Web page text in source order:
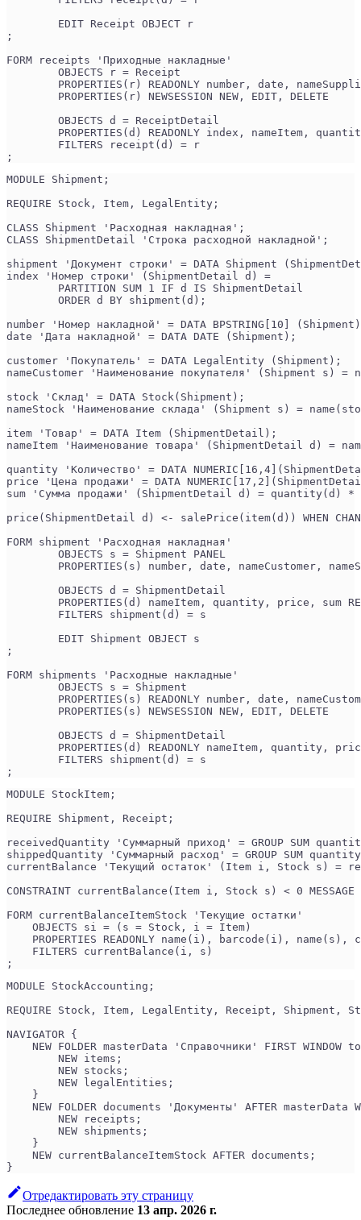
	EDIT Receipt OBJECT r
;
FORM receipts 'Приходные накладные'
	OBJECTS r = Receipt
PROPERTIES(r) READONLY number, date,
	PROPERTIES(r) NEWSESSION NEW, EDIT, DELETE
	OBJECTS d = ReceiptDetail
PROPERTIES(d) READONLY index, nameItem,
	FILTERS receipt(d) = r
;
MODULE Shipment;
REQUIRE Stock, Item, LegalEntity;
CLASS Shipment 'Расходная накладная';
CLASS ShipmentDetail 'Строка расходной накладной';
shipment 'Документ строки' = DATA Shipment
index 'Номер строки' (ShipmentDetail d) =
        PARTITION SUM 1 IF d IS ShipmentDetail
        ORDER d BY shipment(d);
number 'Номер накладной' = DATA BPSTRING[10]
date 'Дата накладной' = DATA DATE (Shipment);
customer 'Покупатель' = DATA LegalEntity (Shipment);
nameCustomer 'Наименование покупателя' (Shipment s) =
stock 'Склад' = DATA Stock(Shipment);
nameStock 'Наименование склада' (Shipment s) =
item 'Товар' = DATA Item (ShipmentDetail);
nameItem 'Наименование товара' (ShipmentDetail d) =
quantity 'Количество' = DATA
price 'Цена продажи' = DATA
sum 'Сумма продажи' (ShipmentDetail d) = quantity(d)
price(ShipmentDetail d) <- salePrice(item(d)) WHEN
FORM shipment 'Расходная накладная'
	OBJECTS s = Shipment PANEL
PROPERTIES(s) number, date, nameCustomer,
	OBJECTS d = ShipmentDetail
PROPERTIES(d) nameItem, quantity, price, sum
	FILTERS shipment(d) = s
	EDIT Shipment OBJECT s
;
FORM shipments 'Расходные накладные'
	OBJECTS s = Shipment
PROPERTIES(s) READONLY number, date,
	PROPERTIES(s) NEWSESSION NEW, EDIT, DELETE
	OBJECTS d = ShipmentDetail
PROPERTIES(d) READONLY nameItem, quantity,
	FILTERS shipment(d) = s
;
MODULE StockItem;
REQUIRE Shipment, Receipt;
receivedQuantity 'Суммарный приход' = GROUP SUM
shippedQuantity 'Суммарный расход' = GROUP SUM
currentBalance 'Текущий остаток' (Item i, Stock s)
CONSTRAINT currentBalance(Item i, Stock s) < 0
FORM currentBalanceItemStock 'Текущие остатки'
    OBJECTS si = (s = Stock, i = Item)
PROPERTIES READONLY name(i), barcode(i), name(s),
    FILTERS currentBalance(i, s)
;
MODULE StockAccounting;
REQUIRE Stock, Item, LegalEntity, Receipt, Shipment,
NAVIGATOR {
NEW FOLDER masterData 'Справочники' FIRST WINDOW
        NEW items;
        NEW stocks;
        NEW legalEntities;
    }
NEW FOLDER documents 'Документы' AFTER masterData
        NEW receipts;
        NEW shipments;
    }
    NEW currentBalanceItemStock AFTER documents;
}
Отредактировать эту страницу
Последнее обновление 13 апр. 2026 г.